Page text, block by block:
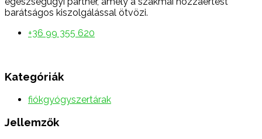
barátságos kiszolgálással ötvözi.
+36 99 355 620
Kategóriák
fiókgyógyszertárak
Jellemzők